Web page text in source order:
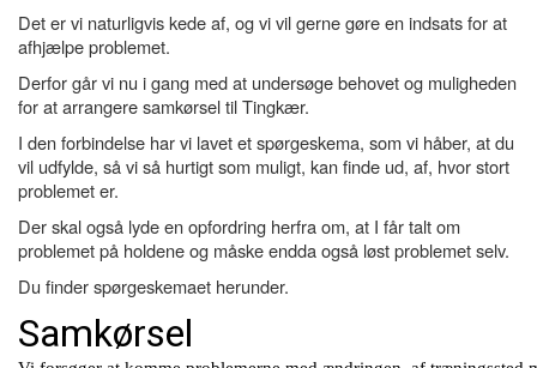
Det er vi naturligvis kede af, og vi vil gerne gøre en indsats for at
afhjælpe problemet.
Derfor går vi nu i gang med at undersøge behovet og muligheden
for at arrangere samkørsel til Tingkær.
I den forbindelse har vi lavet et spørgeskema, som vi håber, at du
vil udfylde, så vi så hurtigt som muligt, kan finde ud, af, hvor stort
problemet er.
Der skal også lyde en opfordring herfra om, at I får talt om
problemet på holdene og måske endda også løst problemet selv.
Du finder spørgeskemaet herunder.